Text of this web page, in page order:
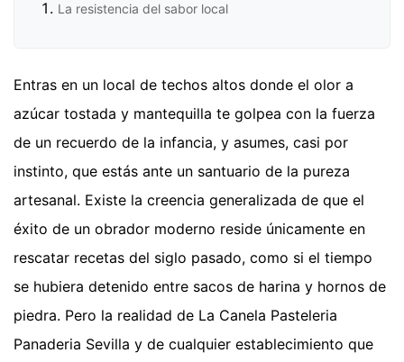
La resistencia del sabor local
Entras en un local de techos altos donde el olor a
azúcar tostada y mantequilla te golpea con la fuerza
de un recuerdo de la infancia, y asumes, casi por
instinto, que estás ante un santuario de la pureza
artesanal. Existe la creencia generalizada de que el
éxito de un obrador moderno reside únicamente en
rescatar recetas del siglo pasado, como si el tiempo
se hubiera detenido entre sacos de harina y hornos de
piedra. Pero la realidad de La Canela Pasteleria
Panaderia Sevilla y de cualquier establecimiento que